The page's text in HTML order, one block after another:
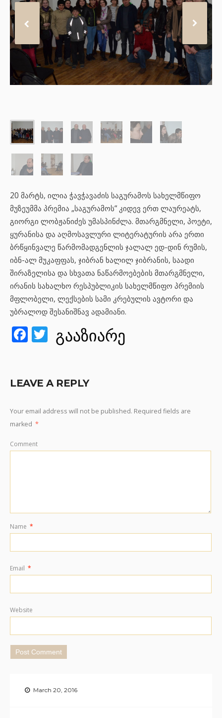
20 მარტს, ილია ჭავჭავაძის საგურამოს სახელმწიფო
მუზეუმმა პრემია „საგურამოს“ კიდევ ერთ ლაურეატს,
გიორგი ლობჟანიძეს უმასპინძლა. მთარგმნელი, პოეტი,
ყურანისა და აღმოსავლური ლიტერატურის არა ერთი
ბრწყინვალე წარმომადგენლის ჯალალ ედ-დინ რუმის,
იბნ-ალ მუკაფფას, ჯიბრან ხალილ ჯიბრანის, საადი
შირაზელისა და სხვათა ნაწარმოებების მთარგმნელი,
ირანის სახალხო რესპუბლიკის სახელმწიფო პრემიის
მფლობელი, ლექსების სამი კრებულის ავტორი და
უბრალოდ შესანიშნავ ადამიანი.
Facebook
Twitter
გააზიარე
LEAVE A REPLY
Your email address will not be published. Required fields are
marked *
Comment
Name *
Email *
Website
March 20, 2016